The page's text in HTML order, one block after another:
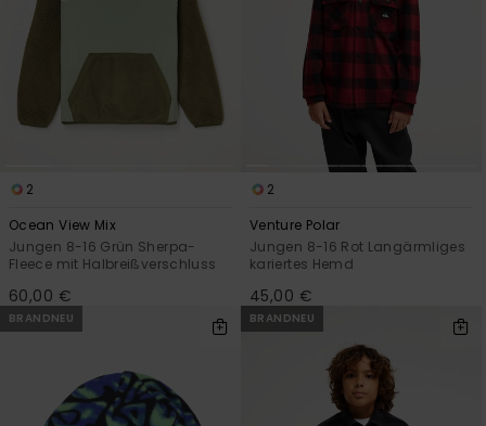
2
Ocean View Mix
Jungen 8-16 Grün Sherpa-
Fleece mit Halbreißverschluss
60,00 €
2
Venture Polar
Jungen 8-16 Rot Langärmliges
kariertes Hemd
45,00 €
BRANDNEU BRANDNEU